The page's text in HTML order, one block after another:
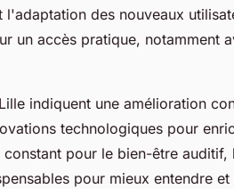
des nouveaux
un accès pratique, notamment
indiquent une amélioration
technologiques pour
pour le bien-être
pour mieux entendre